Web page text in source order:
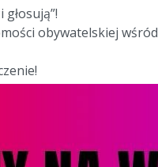
obywatelskiej